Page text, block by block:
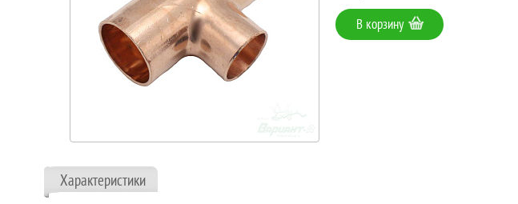
В корзину
Характеристики